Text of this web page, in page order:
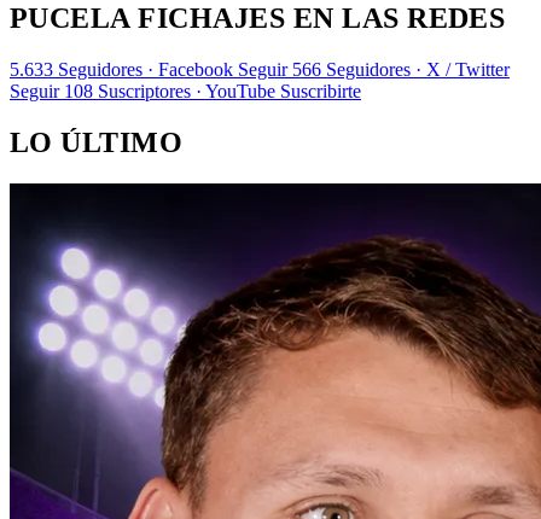
PUCELA FICHAJES EN LAS REDES
5.633 Seguidores · Facebook Seguir 566 Seguidores · X / Twitter
Seguir 108 Suscriptores · YouTube Suscribirte
LO ÚLTIMO